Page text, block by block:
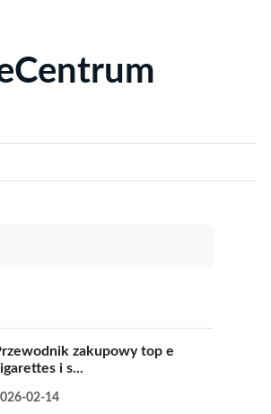
zakupowy top e
i s...
02-14